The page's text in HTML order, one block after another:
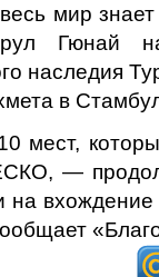
мир
Гюнай
наследия
в
мест,
—
на вхождение